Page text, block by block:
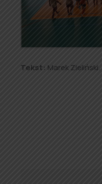
Tekst: Marek Zieliński.